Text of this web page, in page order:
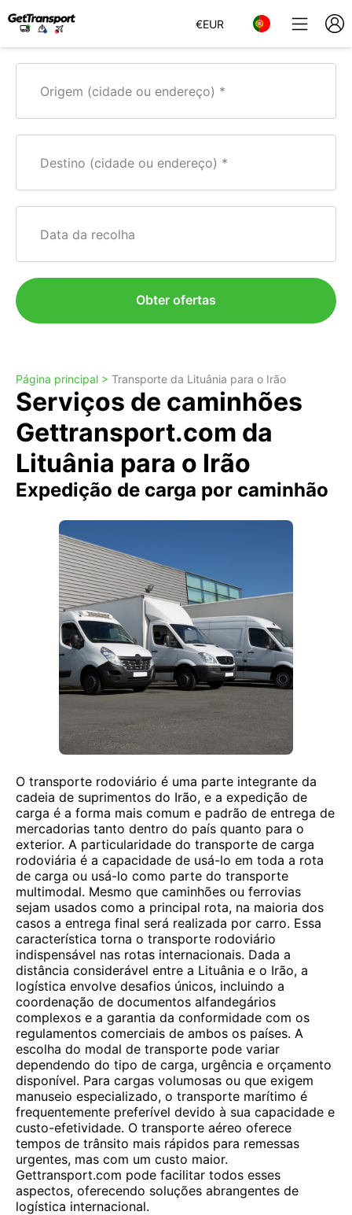
€EUR
Origem (cidade ou endereço)
Destino (cidade ou endereço)
Data da recolha
Obter ofertas
Página principal > Transporte da Lituânia para o Irão
Serviços de caminhões
Gettransport.com da
Lituânia para o Irão
Expedição de carga por caminhão
O transporte rodoviário é uma parte integrante da
cadeia de suprimentos do Irão, e a expedição de
carga é a forma mais comum e padrão de entrega de
mercadorias tanto dentro do país quanto para o
exterior. A particularidade do transporte de carga
rodoviária é a capacidade de usá-lo em toda a rota
de carga ou usá-lo como parte do transporte
multimodal. Mesmo que caminhões ou ferrovias
sejam usados ​​como a principal rota, na maioria dos
casos a entrega final será realizada por carro. Essa
característica torna o transporte rodoviário
indispensável nas rotas internacionais. Dada a
distância considerável entre a Lituânia e o Irão, a
logística envolve desafios únicos, incluindo a
coordenação de documentos alfandegários
complexos e a garantia da conformidade com os
regulamentos comerciais de ambos os países. A
escolha do modal de transporte pode variar
dependendo do tipo de carga, urgência e orçamento
disponível. Para cargas volumosas ou que exigem
manuseio especializado, o transporte marítimo é
frequentemente preferível devido à sua capacidade e
custo-efetividade. O transporte aéreo oferece
tempos de trânsito mais rápidos para remessas
urgentes, mas com um custo maior.
Gettransport.com pode facilitar todos esses
aspectos, oferecendo soluções abrangentes de
logística internacional.